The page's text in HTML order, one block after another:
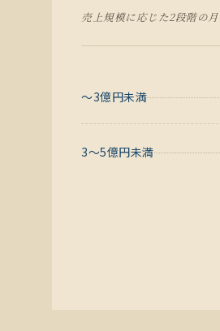
売上規模に応じた2段階の
〜3億円未満
3〜5億円未満